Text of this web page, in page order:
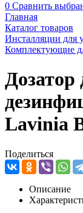
0 Сравнить
Главная
Каталог товаров
Инсталляции для
Комплектующие
Дозатор
Lavinia
Поделиться
Описание